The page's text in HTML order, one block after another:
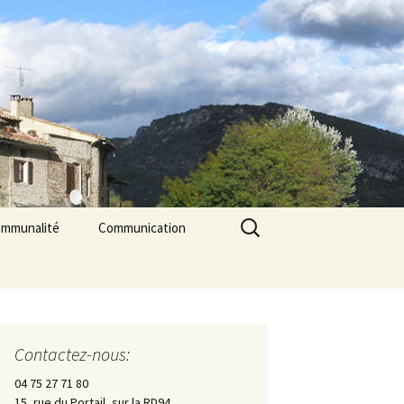
Communication
Les Pilles dans la presse
Rechercher :
Contactez-nous:
04 75 27 71 80